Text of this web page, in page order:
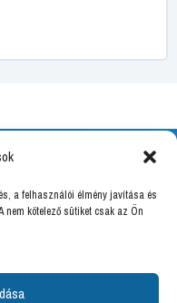
a felhasználói élmény javítása és
nem kötelező sütiket csak az Ön
Kft.
utca 16.
B/2020/000094